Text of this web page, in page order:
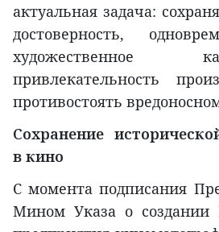
актуальная задача:
достоверность,
художественное
привлекательность
противостоять
Сохранение
в кино
С момента подписания
Мином Указа о создании